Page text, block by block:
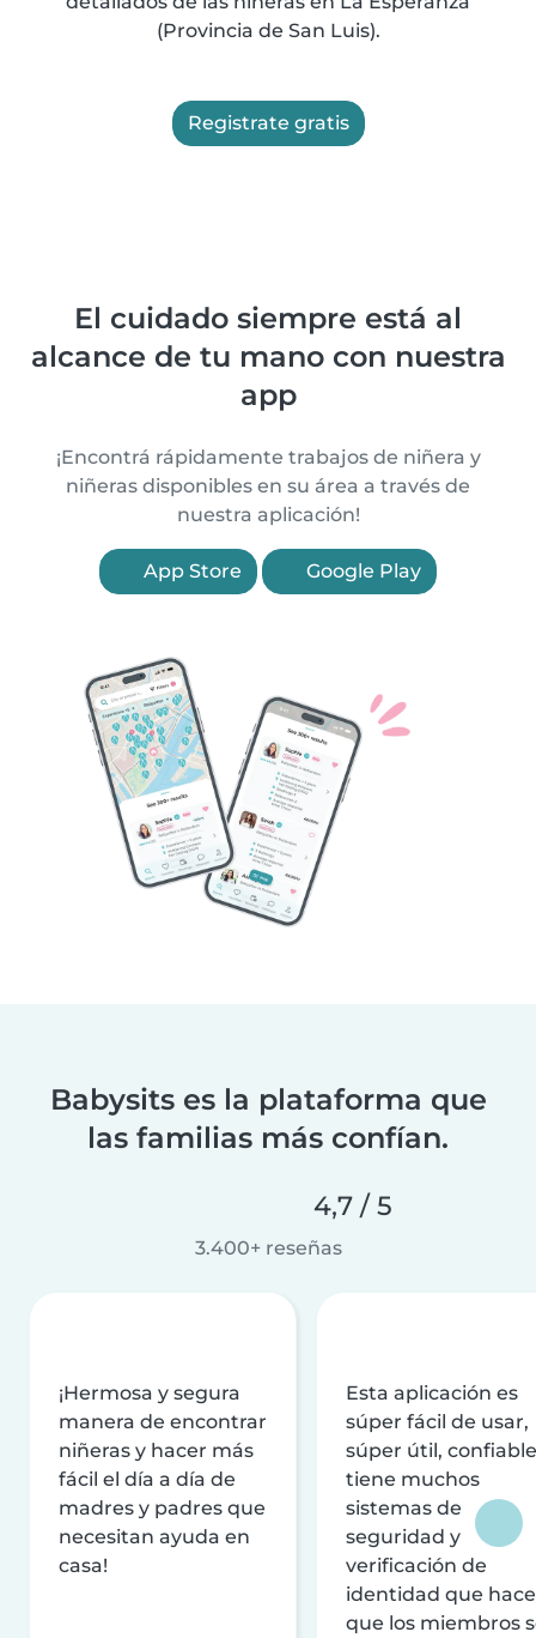
(Provincia de San Luis).
Registrate gratis
El cuidado siempre está al
alcance de tu mano con nuestra
app
¡Encontrá rápidamente trabajos de niñera y
niñeras disponibles en su área a través de
nuestra aplicación!
App Store Google Play
Babysits es la plataforma que
las familias más confían.
4,7 / 5
3.400+ reseñas
¡Hermosa y segura
manera de encontrar
niñeras y hacer más
fácil el día a día de
madres y padres que
necesitan ayuda en
casa!
Esta aplicación es
súper fácil de usar,
súper útil,
tiene muchos
sistemas de
seguridad y
verificación de
identidad que
que los miembros